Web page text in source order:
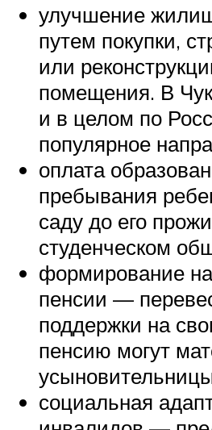
улучшение
путем покупки,
или
помещения. В
и в целом по
популярное
оплата
пребывания
саду до его
студенческом
формирование
пенсии —
поддержки на
пенсию могут
социальная